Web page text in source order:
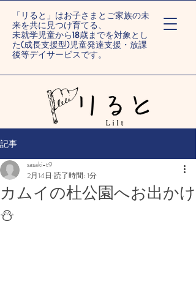
「リると」はお子さまとご家族の未
来を共に見つけ育てる、
未就学児童から18歳までを対象とし
た(成長支援型)児童発達支援・放課
後等デイサービスです。
記事
カムイの杜公園へお出かけ
⛄
sasaki-t9
2月14日 読了時間: 1分